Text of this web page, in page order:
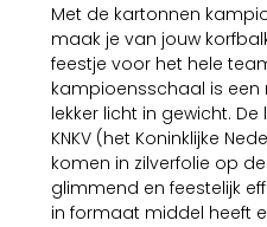
Met de kartonnen
maak je van jouw
feestje voor het hele
kampioensschaal is een
lekker licht in gewicht.
KNKV (het Koninklijke
komen in zilverfolie op
glimmend en feestelijk
in formaat middel heeft